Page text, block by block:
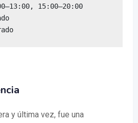
y última vez, fue una